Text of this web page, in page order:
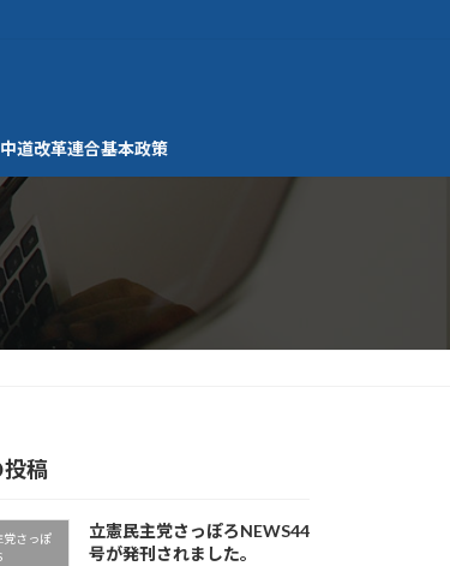
中道改革連合基本政策
稿
党さっぽ
立憲民主党さっぽろNEWS44
号が発刊されました。